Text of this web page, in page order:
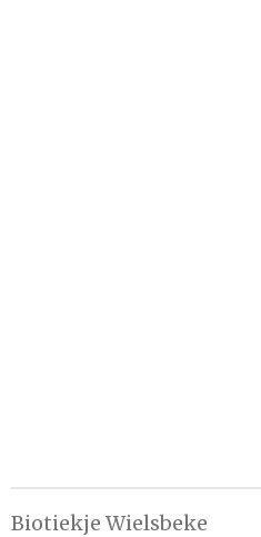
Biotiekje Wielsbeke